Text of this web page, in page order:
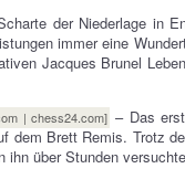
der Niederlage in
immer eine
Jacques Brunel
| chess24.com] – Das
dem Brett Remis. Trotz
über Stunden